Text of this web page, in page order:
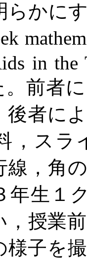
らかに
in the
。前者
後者に
，ス
線，角
年生１
，授業
様子を